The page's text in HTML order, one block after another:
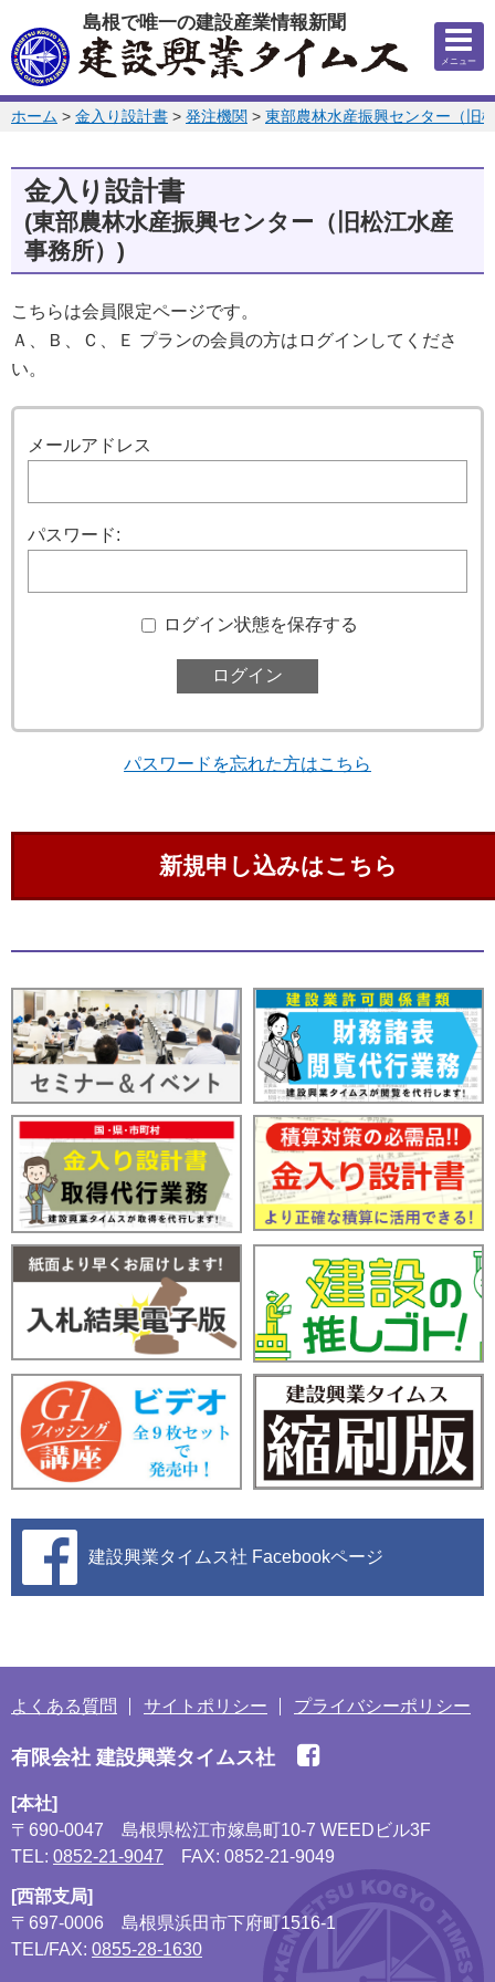
このページの本文へ
島根で唯一の建設産業情報新聞
メニュー
このページの位置:
ホーム > 金入り設計書 > 発注機関 > 東部農林水産振興センター（旧
金入り設計書
(東部農林水産振興センター（旧松江水産
事務所）)
こちらは会員限定ページです。
Ａ、Ｂ、Ｃ、Ｅ プランの会員の方はログインしてくださ
い。
メールアドレス
パスワード:
ログイン状態を保存する
パスワードを忘れた方はこちら
新規申し込みはこちら
建設興業タイムス社 Facebookページ
よくある質問 サイトポリシー プライバシーポリシー
有限会社 建設興業タイムス社
[本社]
〒690-0047
島根県松江市嫁島町10-7 WEEDビル3F
TEL: 0852-21-9047 FAX: 0852-21-9049
[西部支局]
〒697-0006
島根県浜田市下府町1516-1
TEL/FAX: 0855-28-1630